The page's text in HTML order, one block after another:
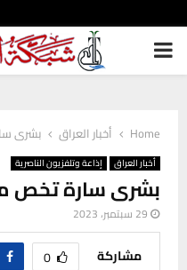
PRIMARY
Home أخبار العراق بشرى
أخبار العراق إذاعة وتلفزيون الناصرية
بشرى سارة تخص
29 سبتمبر، 2023
مشاركة 0